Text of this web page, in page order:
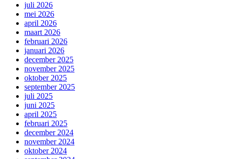
juli 2026
mei 2026
april 2026
maart 2026
februari 2026
januari 2026
december 2025
november 2025
oktober 2025
september 2025
juli 2025
juni 2025
april 2025
februari 2025
december 2024
november 2024
oktober 2024